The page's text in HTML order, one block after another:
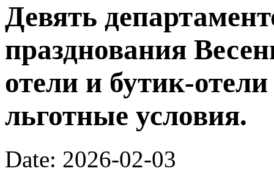
Девять
празднования
отели и бутик-
льготные условия.
Date: 2026-02-03